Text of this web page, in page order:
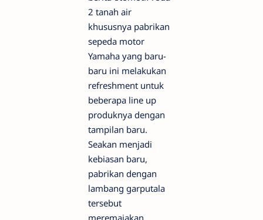
2 tanah air
khususnya pabrikan
sepeda motor
Yamaha yang baru-
baru ini melakukan
refreshment untuk
beberapa line up
produknya dengan
tampilan baru.
Seakan menjadi
kebiasan baru,
pabrikan dengan
lambang garputala
tersebut
meremajakan